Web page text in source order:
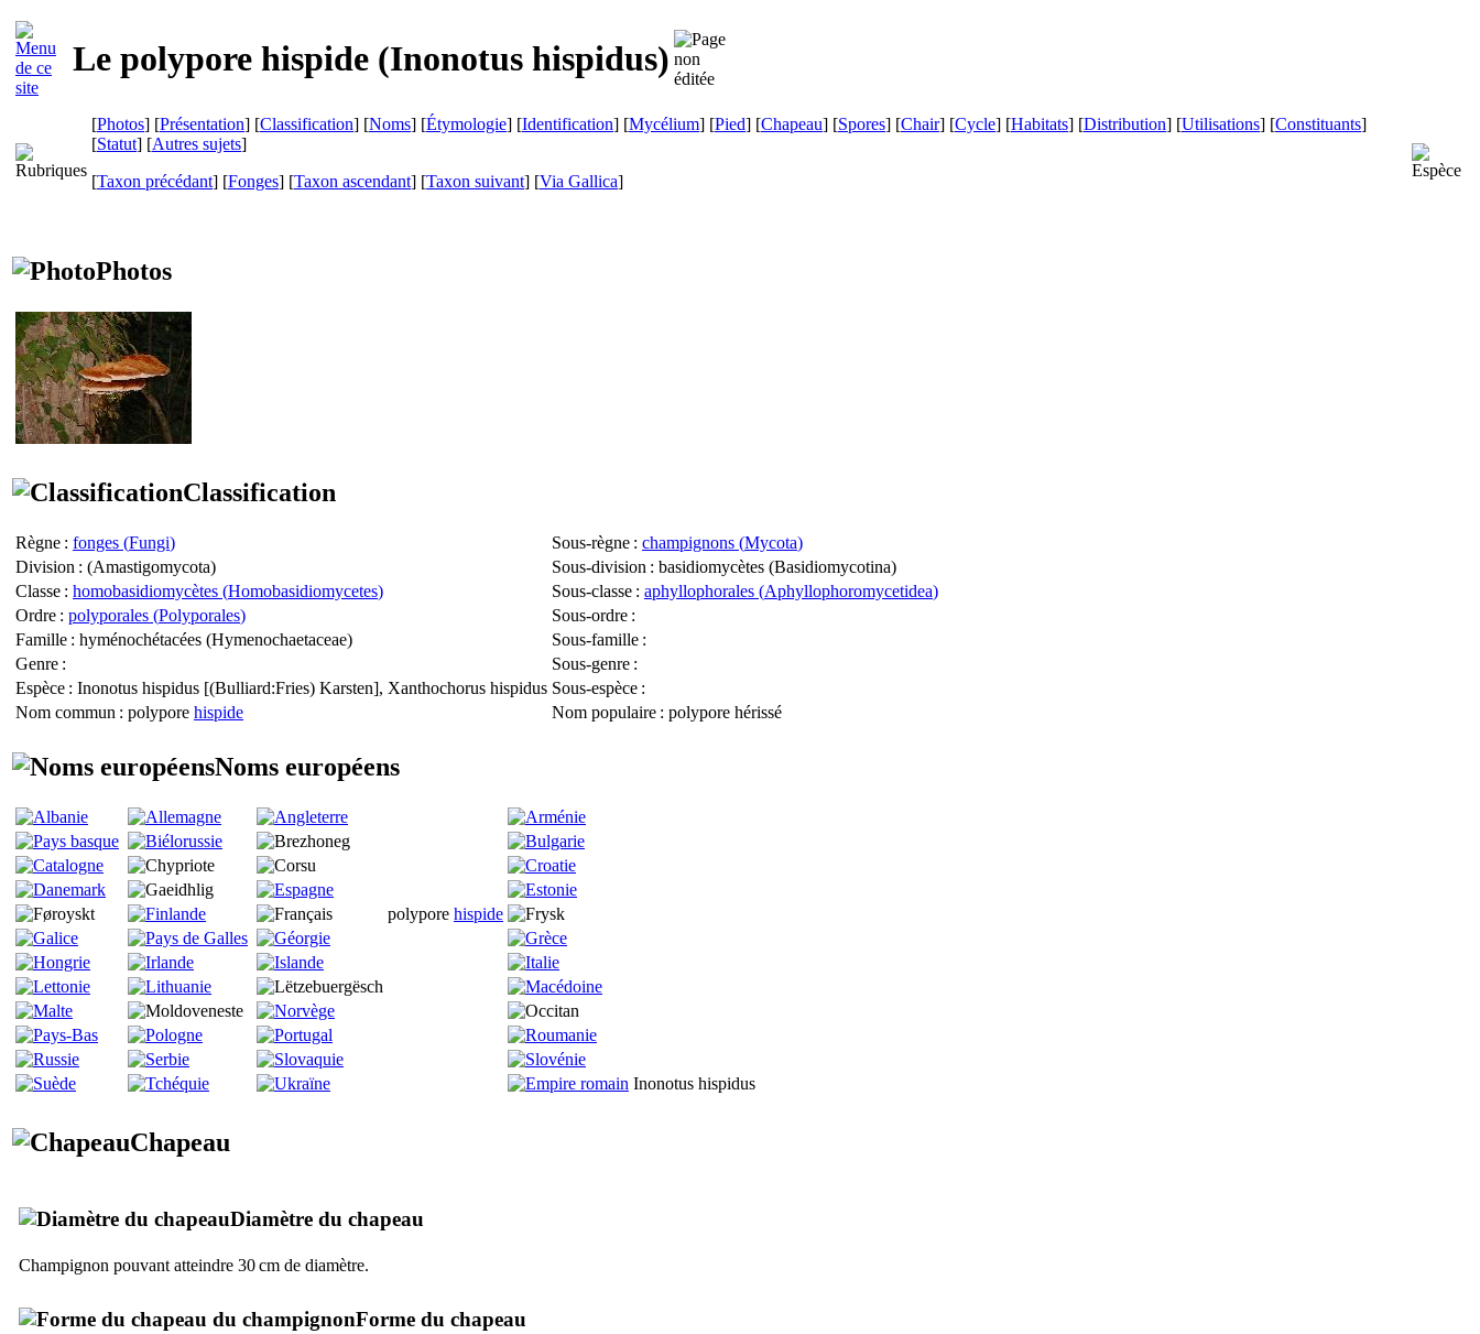
Le polypore hispide (Inonotus hispidus)
[Photos] [Présentation] [Classification] [Noms] [Étymologie] [Identification] [Mycélium] [Pied] [Chapeau] [Spores] [Chair] [Cycle] [Habitats] [Distribution] [Utilisations] [Constituants]
[Statut] [Autres sujets]
[Taxon précédant] [Fonges] [Taxon ascendant] [Taxon suivant] [Via Gallica]
Photos
Classification
Règne : fonges (Fungi) Sous-règne : champignons (Mycota)
Division : (Amastigomycota) Sous-division : basidiomycètes (Basidiomycotina)
Classe : homobasidiomycètes (Homobasidiomycetes) Sous-classe : aphyllophorales (Aphyllophoromycetidea)
Ordre : polyporales (Polyporales) Sous-ordre :
Famille : hyménochétacées (Hymenochaetaceae) Sous-famille :
Genre : Sous-genre :
Espèce : Inonotus hispidus [(Bulliard:Fries) Karsten], Xanthochorus hispidus Sous-espèce :
Nom commun : polypore hispide Nom populaire : polypore hérissé
Noms européens
polypore hispide
Inonotus hispidus
Chapeau
Diamètre du chapeau
Champignon pouvant atteindre 30 cm de diamètre.
Forme du chapeau